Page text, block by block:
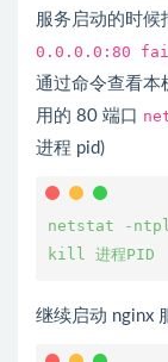
服务启动的时候
0.0.0.0:80
通过命令查看本
用的 80 端口
进程 pid)
netstat -
kill 进程PID
继续启动 nginx